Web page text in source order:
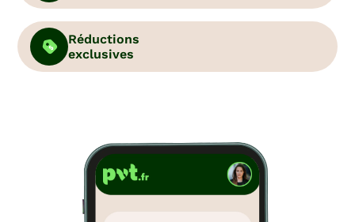
Réductions
exclusives